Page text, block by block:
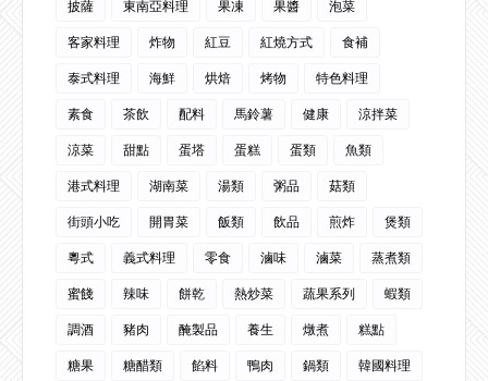
披薩 東南亞料理 果凍 果醬
泡菜
客家料理
炸物 紅豆 紅燒方式
食補
泰式料理
海鮮 烘焙 烤物
特色料理
素食
茶飲 配料 馬鈴薯 健康
涼拌菜
涼菜
甜點 蛋塔 蛋糕 蛋類
魚類
港式料理
湖南菜 湯類 粥品
菇類
街頭小吃
開胃菜 飯類 飲品 煎炸
煲類
粵式
義式料理 零食 滷味 滷菜
蒸煮類
蜜餞
辣味 餅乾 熱炒菜 蔬果系列
蝦類
調酒
豬肉 醃製品 養生 燉煮
糕點
糖果
糖醋類 餡料 鴨肉 鍋類
韓國料理